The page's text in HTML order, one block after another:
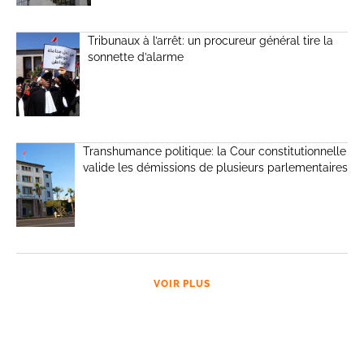
Tribunaux à l’arrêt: un procureur général tire la
sonnette d’alarme
Transhumance politique: la Cour constitutionnelle
valide les démissions de plusieurs parlementaires
VOIR PLUS